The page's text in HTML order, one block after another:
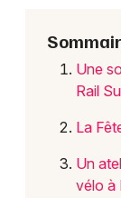
Choisir
Une
Rail
La
Un
vélo à